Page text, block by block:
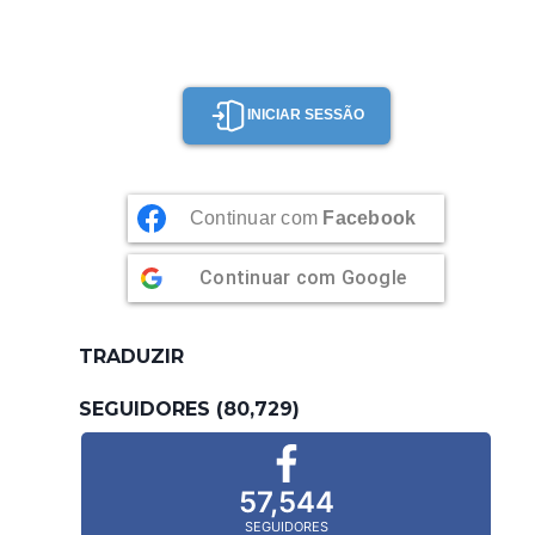
INICIAR SESSÃO
Continuar com Facebook
Continuar com Google
TRADUZIR
SEGUIDORES (80,729)
57,544
SEGUIDORES